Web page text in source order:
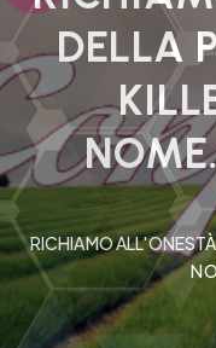
e
t
DELLA
RICHIAMO